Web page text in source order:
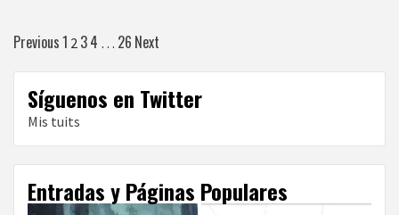
Paginación
de
entradas
Previous1 2 34 … 26 Next
Síguenos en Twitter
Mis tuits
Entradas y Páginas Populares